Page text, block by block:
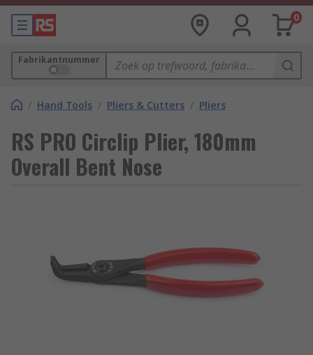
0
Fabrikantnummer
/ Hand Tools / Pliers & Cutters / Pliers
RS PRO Circlip Plier, 180mm
Overall Bent Nose